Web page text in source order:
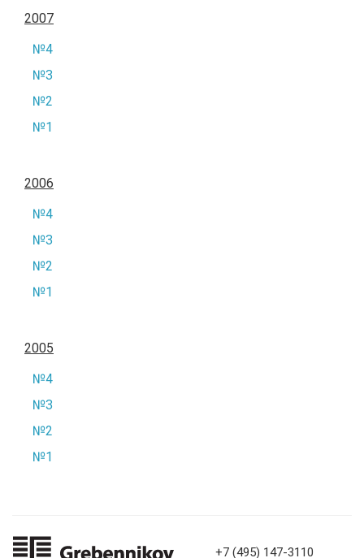
2007
№4
№3
№2
№1
2006
№4
№3
№2
№1
2005
№4
№3
№2
№1
+7 (495) 147-3110